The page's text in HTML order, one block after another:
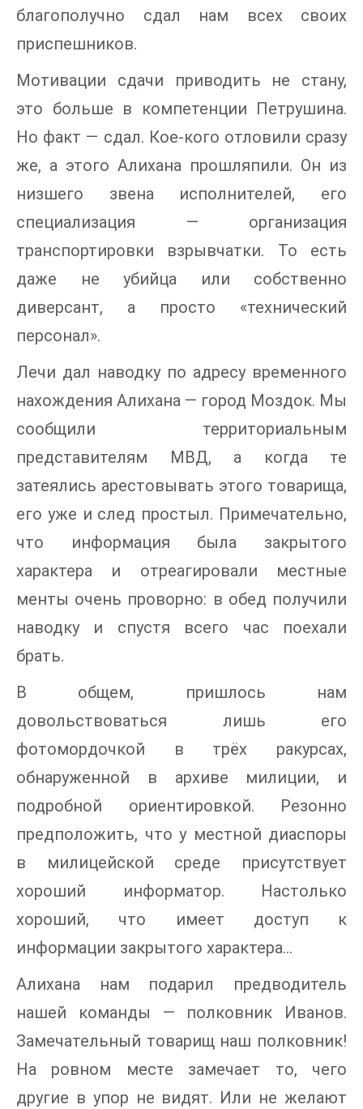
благополучно сдал нам всех своих
приспешников.
Мотивации сдачи приводить не стану,
это больше в компетенции Петрушина.
Но факт — сдал. Кое-кого отловили сразу
же, а этого Алихана прошляпили. Он из
низшего звена исполнителей, его
специализация — организация
транспортировки взрывчатки. То есть
даже не убийца или собственно
диверсант, а просто «технический
персонал».
Лечи дал наводку по адресу временного
нахождения Алихана — город Моздок. Мы
сообщили территориальным
представителям МВД, а когда те
затеялись арестовывать этого товарища,
его уже и след простыл. Примечательно,
что информация была закрытого
характера и отреагировали местные
менты очень проворно: в обед получили
наводку и спустя всего час поехали
брать.
В общем, пришлось нам
довольствоваться лишь его
фотомордочкой в трёх ракурсах,
обнаруженной в архиве милиции, и
подробной ориентировкой. Резонно
предположить, что у местной диаспоры
в милицейской среде присутствует
хороший информатор. Настолько
хороший, что имеет доступ к
информации закрытого характера...
Алихана нам подарил предводитель
нашей команды — полковник Иванов.
Замечательный товарищ наш полковник!
На ровном месте замечает то, чего
другие в упор не видят. Или не желают